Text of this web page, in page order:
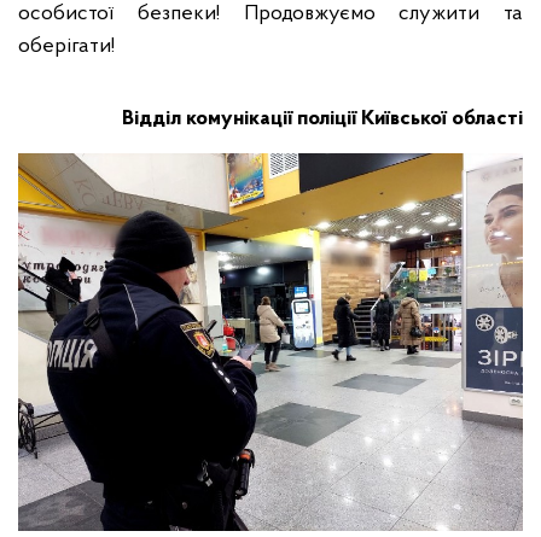
особистої безпеки! Продовжуємо служити та
оберігати!
Відділ комунікації поліції Київської області